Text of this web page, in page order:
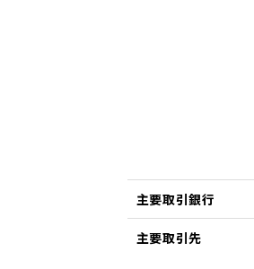
主要取引銀行
主要取引先